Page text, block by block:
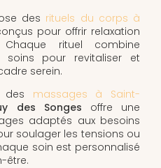
des rituels du corps à
pour offrir relaxation
rituel combine
soins pour revitaliser et
serein.
des massages à Saint-
des Songes offre une
adaptés aux besoins
soulager les tensions ou
soin est personnalisé
être.